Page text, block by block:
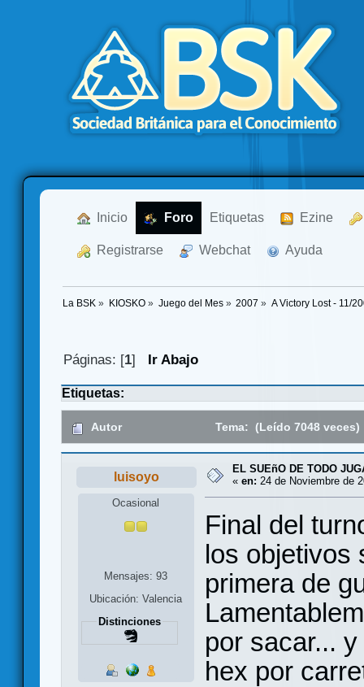
Inicio Foro Etiquetas Ezine
Registrarse Webchat Ayuda
La BSK » KIOSKO» Juego del Mes» 2007 » A Victory Lost - 11/
Páginas: [1] Ir Abajo
Etiquetas:
Autor Tema: (Leído 7048 veces)
luisoyo
Ocasional
Mensajes: 93
Ubicación: Valencia
Distinciones
EL SUEñO DE TODO
« en: 24 de Noviembre de
Final del
los objetivos
primera de
por sacar...
hex por